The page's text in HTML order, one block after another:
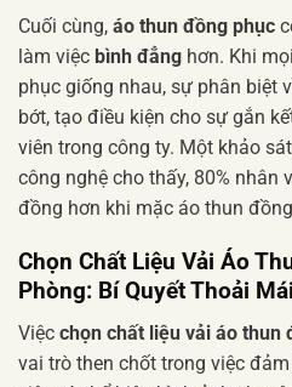
Cuối cùng, áo thun đồng phục
làm việc bình đẳng hơn. Khi
phục giống nhau, sự phân biệt
bớt, tạo điều kiện cho sự gắn
viên trong công ty. Một khảo
công nghệ cho thấy, 80% nhân
đồng hơn khi mặc áo thun
Chọn Chất Liệu Vải Áo
Phòng: Bí Quyết Thoải
Việc chọn chất liệu vải áo thun
vai trò then chốt trong việc